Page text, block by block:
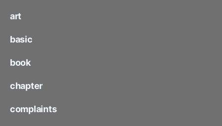
art
basic
book
chapter
complaints